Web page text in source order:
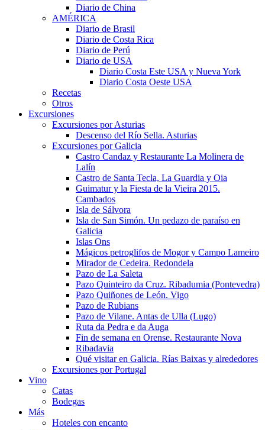
Diario de China
AMÉRICA
Diario de Brasil
Diario de Costa Rica
Diario de Perú
Diario de USA
Diario Costa Este USA y Nueva York
Diario Costa Oeste USA
Recetas
Otros
Excursiones
Excursiones por Asturias
Descenso del Río Sella. Asturias
Excursiones por Galicia
Castro Candaz y Restaurante La Molinera de
Lalín
Castro de Santa Tecla, La Guardia y Oia
Guimatur y la Fiesta de la Vieira 2015.
Cambados
Isla de Sálvora
Isla de San Simón. Un pedazo de paraíso en
Galicia
Islas Ons
Mágicos petroglifos de Mogor y Campo Lameiro
Mirador de Cedeira. Redondela
Pazo de La Saleta
Pazo Quinteiro da Cruz. Ribadumia (Pontevedra)
Pazo Quiñones de León. Vigo
Pazo de Rubians
Pazo de Vilane. Antas de Ulla (Lugo)
Ruta da Pedra e da Auga
Fin de semana en Orense. Restaurante Nova
Ribadavia
Qué visitar en Galicia. Rías Baixas y alrededores
Excursiones por Portugal
Vino
Catas
Bodegas
Más
Hoteles con encanto